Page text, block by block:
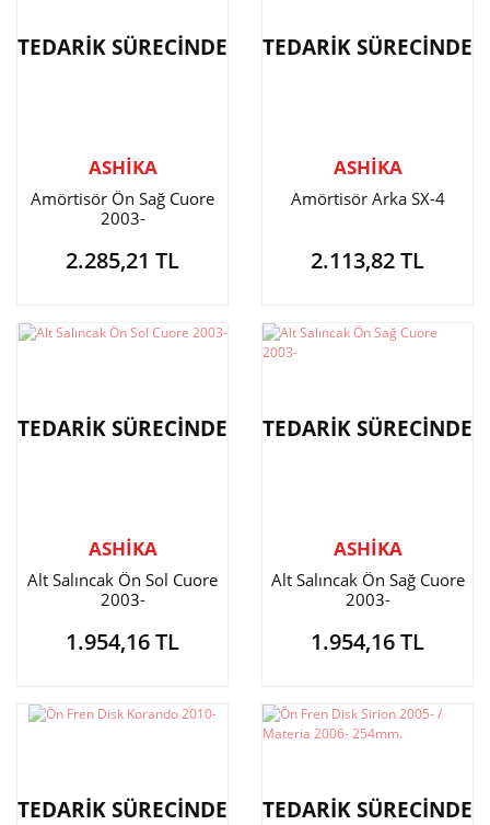
TEDARİK SÜRECİNDE
ASHİKA
Amörtisör Ön Sağ Cuore
2003-
2.285,21 TL
TEDARİK SÜRECİNDE
ASHİKA
Amörtisör Arka SX-4
2.113,82 TL
TEDARİK SÜRECİNDE
ASHİKA
Alt Salıncak Ön Sol Cuore
2003-
1.954,16 TL
TEDARİK SÜRECİNDE
ASHİKA
Alt Salıncak Ön Sağ Cuore
2003-
1.954,16 TL
TEDARİK SÜRECİNDE TEDARİK SÜRECİNDE